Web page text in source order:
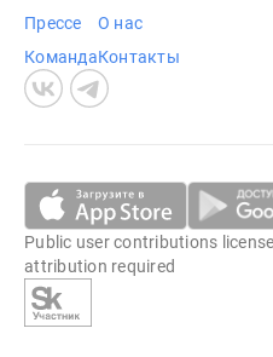
Прессе
Команда
О нас
Контакты
Public user contributions
attribution required